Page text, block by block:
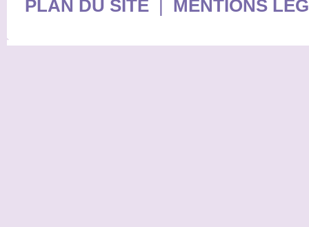
PLAN DU SITE| MENTIONS